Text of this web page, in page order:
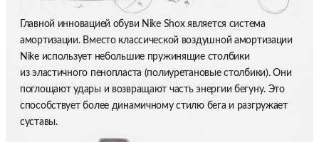
Главной инновацией обуви Nike Shox является система
амортизации. Вместо классической воздушной амортизации
Nike использует небольшие пружинящие столбики
из эластичного пенопласта (полиуретановые столбики). Они
поглощают удары и возвращают часть энергии бегуну. Это
способствует более динамичному стилю бега и разгружает
суставы.